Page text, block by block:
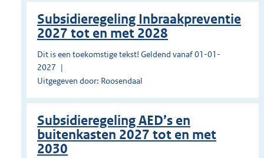
Subsidieregeling Inbraakpreventie
2027 tot en met 2028
Dit is een toekomstige tekst! Geldend vanaf 01-01-
2027
Uitgegeven door: Roosendaal
Subsidieregeling AED’s en
buitenkasten 2027 tot en met
2030